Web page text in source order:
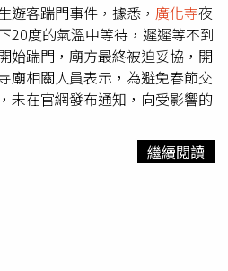
遊客踹門事件，據悉， 廣化寺夜
20度的氣溫中等待，遲遲等不到
始踹門，廟方最終被迫妥協，開
廟相關人員表示，為避免春節交
未在官網發布通知，向受影響的
繼續閱讀